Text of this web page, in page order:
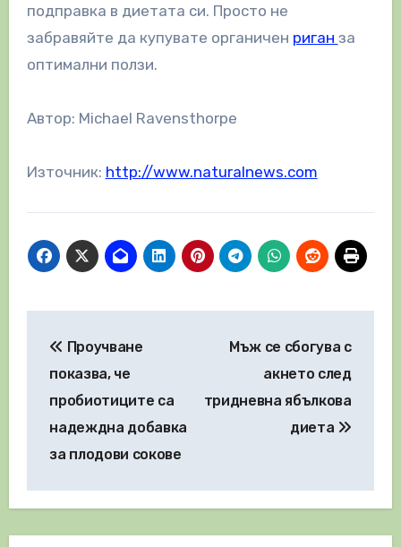
подправка в диетата си. Просто не
забравяйте да купувате органичен риган за
оптимални ползи.
Автор: Michael Ravensthorpe
Източник: http://www.naturalnews.com
Проучване
показва, че
пробиотиците са
надеждна добавка
за плодови сокове
Мъж се сбогува с
акнето след
тридневна ябълкова
диета